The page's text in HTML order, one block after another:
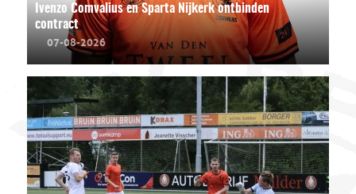
Ivenzo Comvalius en Sparta Nijkerk ontbinden
contract
07-08-2026